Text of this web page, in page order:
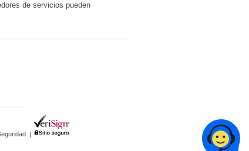
de servicios pueden
|